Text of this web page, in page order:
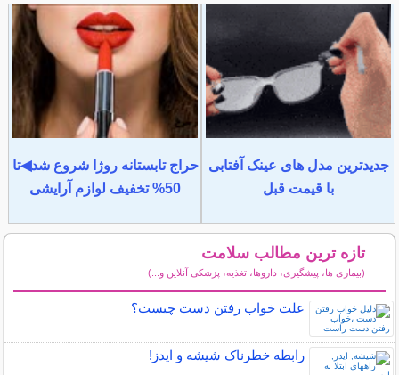
جدیدترین مدل های عینک آفتابی
با قیمت قبل
حراج تابستانه روژا شروع شد◀تا
50% تخفیف لوازم آرایشی
تازه ترین مطالب سلامت
(بیماری ها، پیشگیری، داروها، تغذیه، پزشکی آنلاین و...)
علت خواب رفتن دست چیست؟
رابطه خطرناک شیشه و ایدز!